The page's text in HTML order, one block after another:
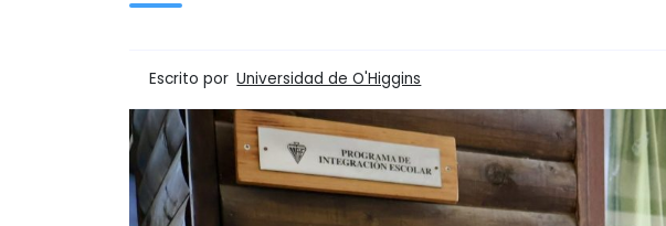
Escrito por Universidad de O'Higgins